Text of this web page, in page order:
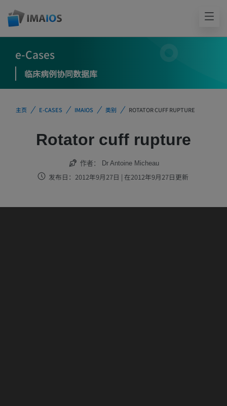
e-Cases
临床病例协同数据库
主页 E-CASES IMAIOS 类别 ROTATOR CUFF RUPTURE
Rotator cuff rupture
作者： Dr Antoine Micheau
发布日：2012年9月27日 | 在2012年9月27日更新